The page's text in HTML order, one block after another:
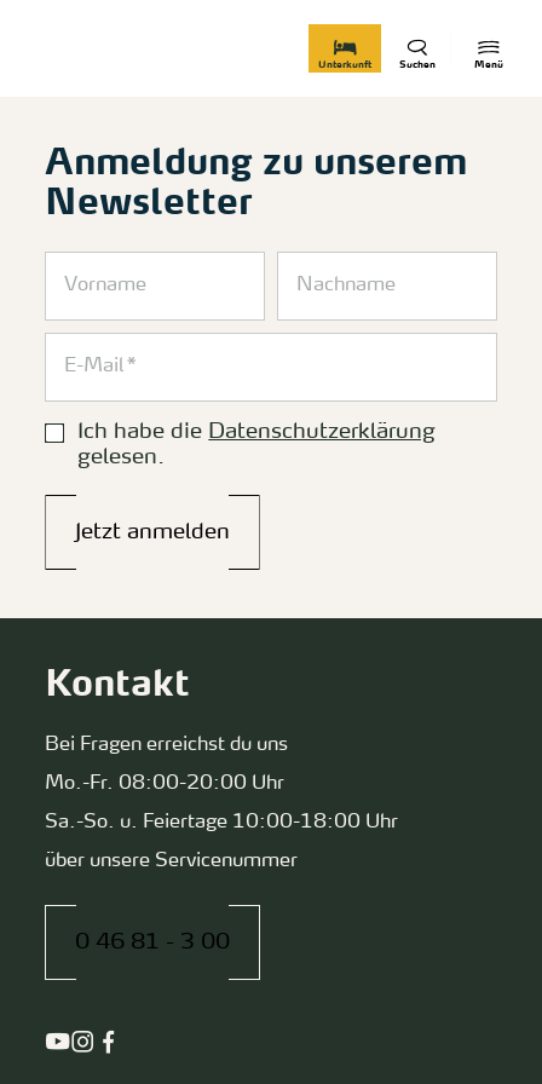
Menü
Suchen
Unterkunft
Anmeldung zu unserem
Newsletter
Ich habe die Datenschutzerklärung
gelesen.
Jetzt anmelden
Kontakt
Bei Fragen erreichst du uns
Mo.-Fr. 08:00-20:00 Uhr
Sa.-So. u. Feiertage 10:00-18:00 Uhr
über unsere Servicenummer
0 46 81 - 3 00